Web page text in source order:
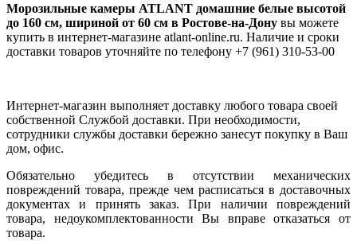
Морозильные камеры ATLANT домашние белые высотой
до 160 см, шириной от 60 см в Ростове-на-Дону вы можете
купить в интернет-магазине atlant-online.ru. Наличие и сроки
доставки товаров уточняйте по телефону +7 (961) 310-53-00
Интернет-магазин выполняет доставку любого товара своей
собственной Службой доставки. При необходимости,
сотрудники службы доставки бережно занесут покупку в Ваш
дом, офис.
Обязательно убедитесь в отсутствии механических
повреждений товара, прежде чем расписаться в доставочных
документах и принять заказ. При наличии повреждений
товара, недоукомплектованности Вы вправе отказаться от
товара.